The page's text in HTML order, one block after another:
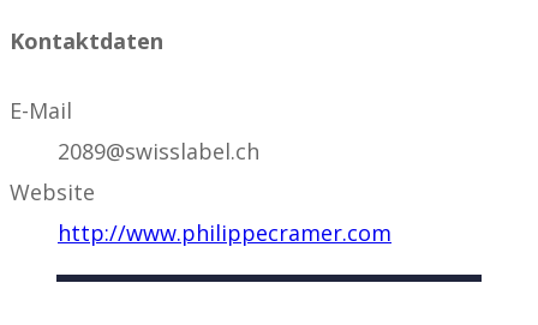
Kontaktdaten
E-Mail
2089@swisslabel.ch
Website
http://www.philippecramer.com